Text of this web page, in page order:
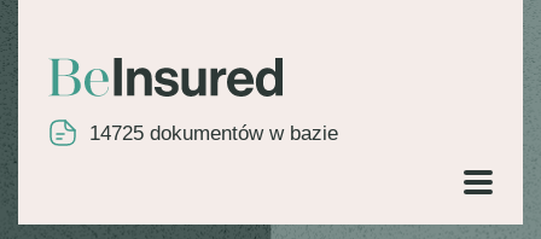
14725 dokumentów w bazie